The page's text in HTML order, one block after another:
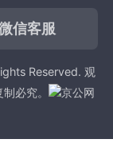
信客服
Reserved. 观
必究。
京公网